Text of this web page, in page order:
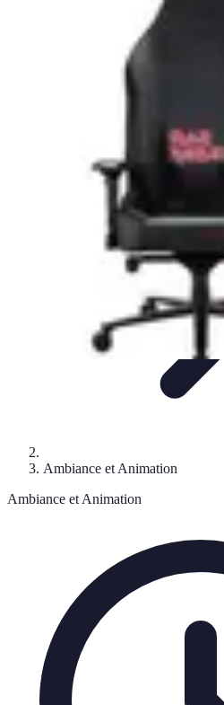
Ambiance et Engagement
Engagement des
Football Fan Zone
Ambiance et Animation
Ambiance et Animation